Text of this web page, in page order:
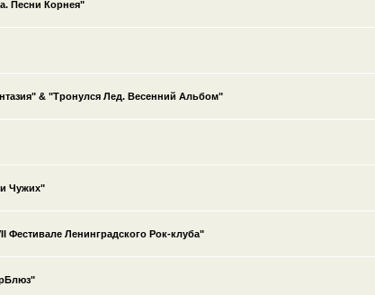
Песни Корнея"
& "Тронулся Лед. Весенний Альбом"
Чужих"
Ленинградского Рок-клуба"